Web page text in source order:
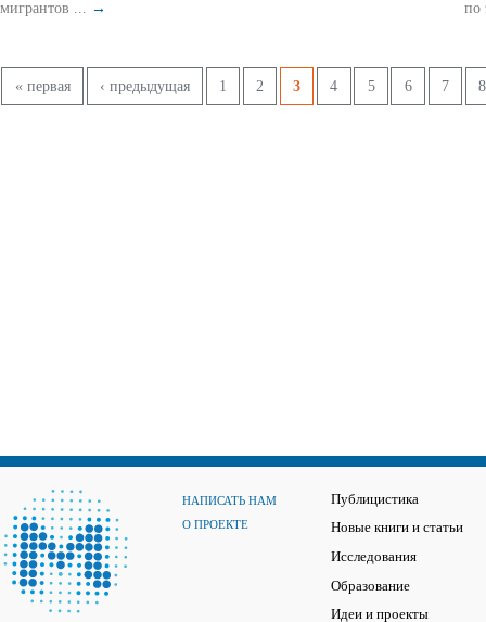
мигрантов ... →
по
Страницы
« первая ‹ предыдущая 1 2 3 4 5 6 7 8
НАПИСАТЬ НАМ
О ПРОЕКТЕ
Публицистика
Новые книги и статьи
Исследования
Образование
Идеи и проекты